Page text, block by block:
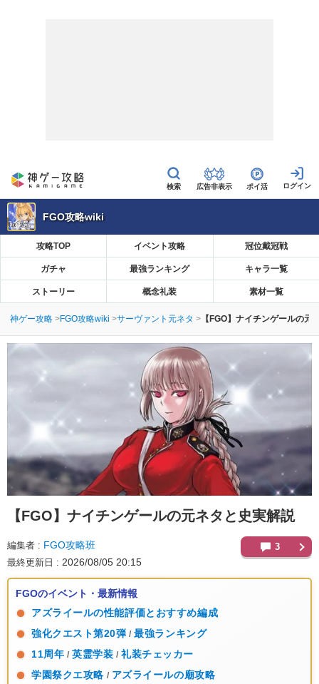
広告非表示 ポイ活
FGO攻略wiki
攻略TOP イベント攻略 冠位戴冠戦
ガチャ 最強ランキング キャラ一覧
ストーリー 概念礼装 素材一覧
神ゲー攻略 FGO攻略wiki サーヴァント元ネタ 【FGO】ナイチンゲールの元
【FGO】 ナイチンゲールの元ネタと史実解説
編集者 FGO攻略班
最終更新日 2026/08/05 20:15
3
FGOのイベント・最新情報
アズライールの性能評価とおすすめ編成
強化クエスト第20弾 / 最強ランキング
11周年 / 英霊学装 / 礼装チェッカー
学園祭クエ攻略 / アズライールの廟攻略